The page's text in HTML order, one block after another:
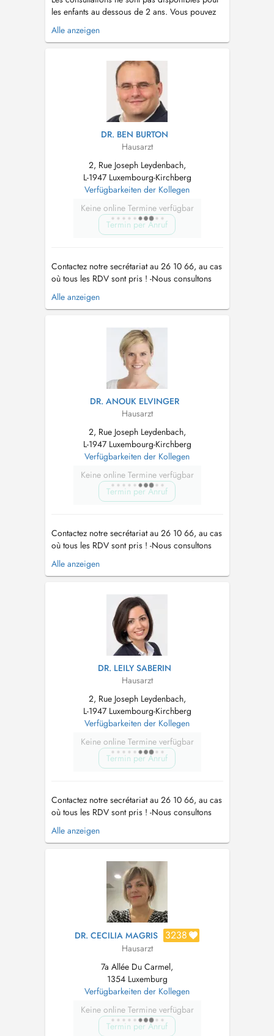
les enfants au dessous de 2 ans. Vous pouvez
contacter le secrétariat au numéro 77 93 77 .
Veuillez noter que le cabinet médical se trouve
direction de Grevenmacher....
Alle anzeigen
DR. BEN BURTON
Hausarzt
2, Rue Joseph Leydenbach,
L-1947 Luxembourg-Kirchberg
Verfügbarkeiten der Kollegen
Keine online Termine verfügbar
Termin per Anruf
Contactez notre secrétariat au 26 10 66, au cas
où tous les RDV sont pris ! -Nous consultons
des enfants à partir de 2 ans. -Vaccination
Covid uniquement sur RDV par téléphone !! -
un supplément d'honoraire pour convenance
personnelle sera demandé. ...
Alle anzeigen
DR. ANOUK ELVINGER
Hausarzt
2, Rue Joseph Leydenbach,
L-1947 Luxembourg-Kirchberg
Verfügbarkeiten der Kollegen
Keine online Termine verfügbar
Termin per Anruf
Contactez notre secrétariat au 26 10 66, au cas
où tous les RDV sont pris ! -Nous consultons
des enfants à partir de 2 ans. -Vaccination
Covid uniquement sur RDV par téléphone !! -
un supplément d'honoraire pour convenance
personnelle sera demandé. -...
Alle anzeigen
DR. LEILY SABERIN
Hausarzt
2, Rue Joseph Leydenbach,
L-1947 Luxembourg-Kirchberg
Verfügbarkeiten der Kollegen
Keine online Termine verfügbar
Termin per Anruf
Contactez notre secrétariat au 26 10 66, au cas
où tous les RDV sont pris ! -Nous consultons
des enfants à partir de 2 ans. -Vaccination
Covid uniquement sur RDV par téléphone !! -
un supplément d'honoraire pour convenance
personnelle sera demandé. -...
Alle anzeigen
DR. CECILIA MAGRIS 3238
Hausarzt
7a Allée Du Carmel,
1354 Luxemburg
Verfügbarkeiten der Kollegen
Keine online Termine verfügbar
Termin per Anruf